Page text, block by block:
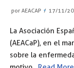
por AEACAP 17/11/
La Asociación
(AEACaP), en el
sobre la